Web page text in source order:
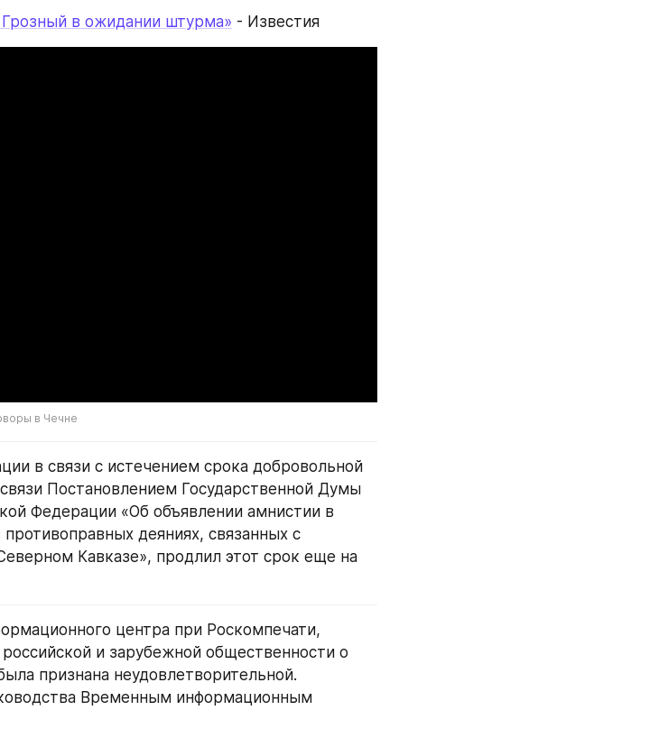
в ожидании штурма» - Известия
в Чечне
в связи с истечением срока добровольной
Постановлением Государственной Думы
Федерации «Об объявлении амнистии в
деяниях, связанных с
Кавказе», продлил этот срок еще на
центра при Роскомпечати,
и зарубежной общественности о
признана неудовлетворительной.
Временным информационным